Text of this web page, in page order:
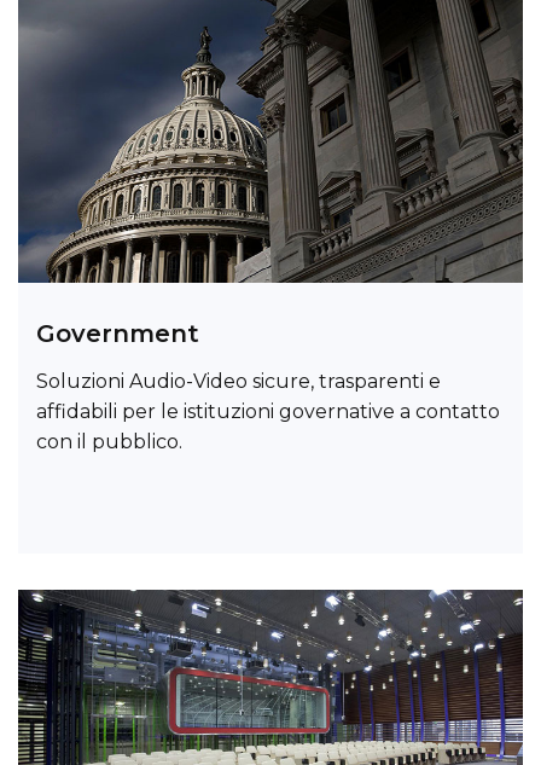
Government
Soluzioni Audio-Video sicure, trasparenti e
affidabili per le istituzioni governative a contatto
con il pubblico.